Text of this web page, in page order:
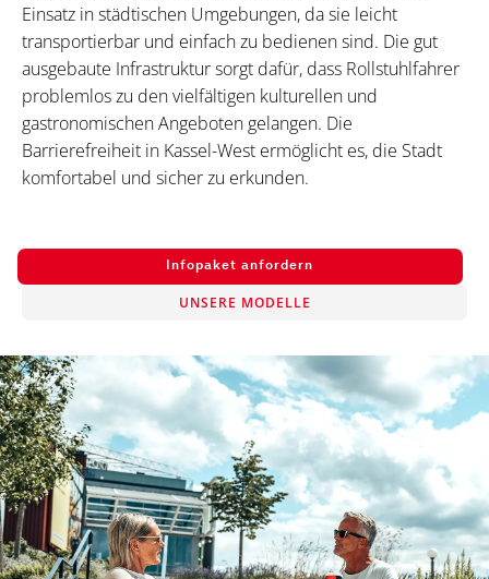
Einsatz in städtischen Umgebungen, da sie leicht
transportierbar und einfach zu bedienen sind. Die gut
ausgebaute Infrastruktur sorgt dafür, dass Rollstuhlfahrer
problemlos zu den vielfältigen kulturellen und
gastronomischen Angeboten gelangen. Die
Barrierefreiheit in Kassel-West ermöglicht es, die Stadt
komfortabel und sicher zu erkunden.
Infopaket anfordern
UNSERE MODELLE